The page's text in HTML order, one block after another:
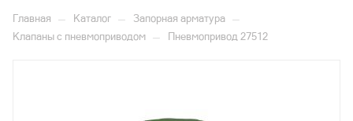
Главная — Каталог — Запорная арматура —
Клапаны с пневмоприводом — Пневмопривод 27512